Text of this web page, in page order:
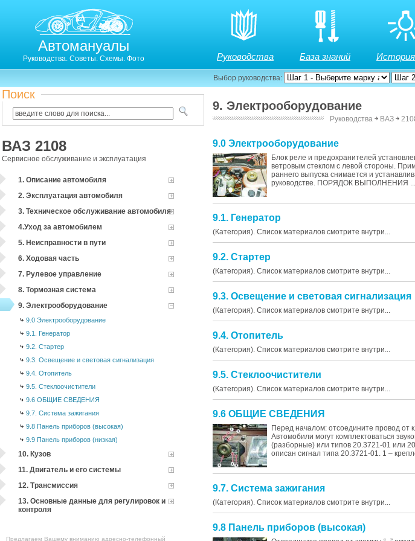
Автомануалы
Руководства. Советы. Схемы. Фото Руководства База знаний
Выбор руководства:
Поиск
ВАЗ 2108
Сервисное обслуживание и эксплуатация
1. Описание автомобиля
2. Эксплуатация автомобиля
3. Техническое обслуживание автомобиля
4.Уход за автомобилем
5. Неисправности в пути
6. Ходовая часть
7. Рулевое управление
8. Тормозная система
9. Электрооборудование
9.0 Электрооборудование
9.1. Генератор
9.2. Стартер
9.3. Освещение и световая сигнализация
9.4. Отопитель
9.5. Стеклоочистители
9.6 ОБЩИЕ СВЕДЕНИЯ
9.7. Система зажигания
9.8 Панель приборов (высокая)
9.9 Панель приборов (низкая)
10. Кузов
11. Двигатель и его системы
12. Трансмиссия
13. Основные данные для регулировок и
контроля
Предлагаем Вашему вниманию адресно-телефонный
9. Электрооборудование
Руководства ￫ ВАЗ ￫
9.0 Электрооборудование
Блок реле и предохранителей
ветровым стеклом с левой стороны.
раннего выпуска снимается и
руководстве. ПОРЯДОК ВЫПОЛНЕНИЯ ...
9.1. Генератор
(Категория). Список материалов смотрите внутри...
9.2. Стартер
(Категория). Список материалов смотрите внутри...
9.3. Освещение и световая сигнализация
(Категория). Список материалов смотрите внутри...
9.4. Отопитель
(Категория). Список материалов смотрите внутри...
9.5. Стеклоочистители
(Категория). Список материалов смотрите внутри...
9.6 ОБЩИЕ СВЕДЕНИЯ
Перед началом: отсоедините провод от
Автомобили могут комплектоваться
(разборные) или типов 20.3721-01 или
описан сигнал типа 20.3721-01. 1 –
9.7. Система зажигания
(Категория). Список материалов смотрите внутри...
9.8 Панель приборов (высокая)